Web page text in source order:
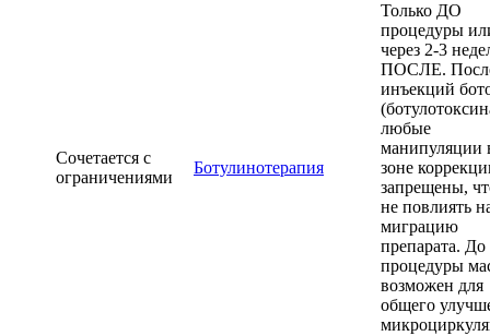
Сочетается с
ограничениями
Ботулинотерапия
Только ДО
процедуры
через 2-3
ПОСЛЕ.
инъекций
любые
манипуляции
зоне
запрещены,
не повлиять
миграцию
препарата. До
процедуры
возможен для
общего